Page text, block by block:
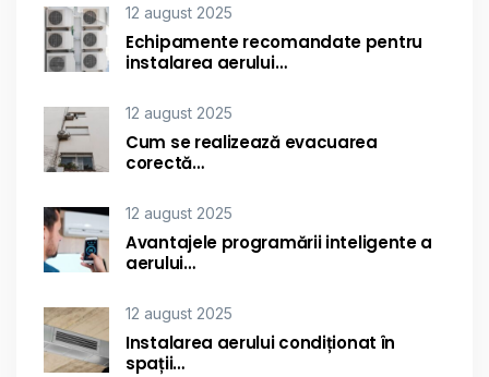
12 august 2025
Echipamente recomandate pentru
instalarea aerului…
12 august 2025
Cum se realizează evacuarea
corectă…
12 august 2025
Avantajele programării inteligente a
aerului…
12 august 2025
Instalarea aerului condiționat în
spații…